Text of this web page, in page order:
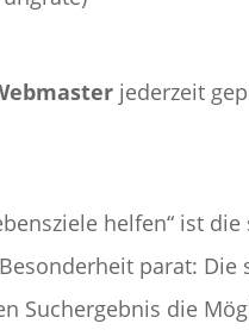
jederzeit
helfen“ ist
parat:
Suchergebnis die